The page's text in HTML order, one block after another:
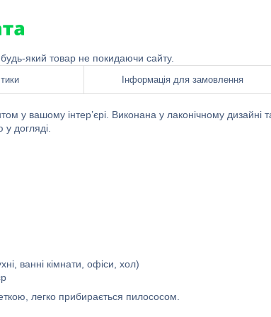
який товар не покидаючи сайту.
Інформація для замовлення
у вашому інтер’єрі. Виконана у лаконічному дизайні
догляді.
ванні кімнати, офіси, хол)
легко прибирається пилососом.